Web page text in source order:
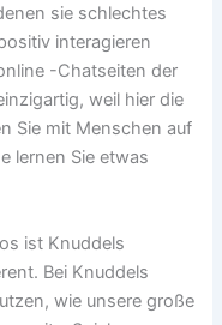
sie schlechtes
interagieren
-Chatseiten der
weil hier die
Sie mit Menschen auf
lernen Sie etwas
ist Knuddels
Bei Knuddels
wie unsere große